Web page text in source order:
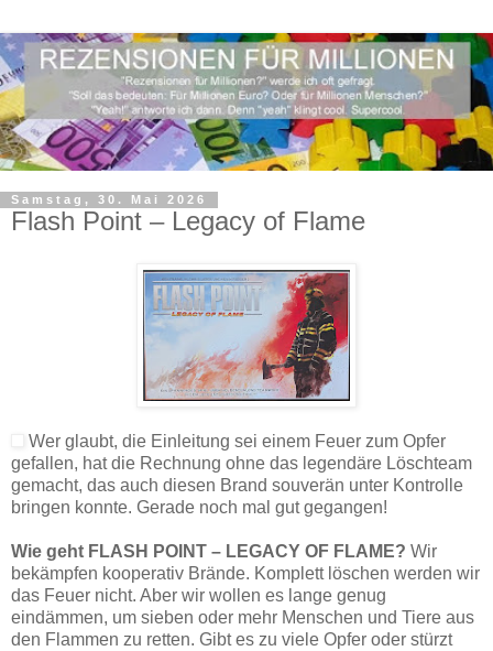
Samstag, 30. Mai 2026
Flash Point – Legacy of Flame
Wer glaubt, die Einleitung sei einem Feuer zum Opfer
gefallen, hat die Rechnung ohne das legendäre Löschteam
gemacht, das auch diesen Brand souverän unter Kontrolle
bringen konnte. Gerade noch mal gut gegangen!
Wie geht FLASH POINT – LEGACY OF FLAME? Wir
bekämpfen kooperativ Brände. Komplett löschen werden wir
das Feuer nicht. Aber wir wollen es lange genug
eindämmen, um sieben oder mehr Menschen und Tiere aus
den Flammen zu retten. Gibt es zu viele Opfer oder stürzt